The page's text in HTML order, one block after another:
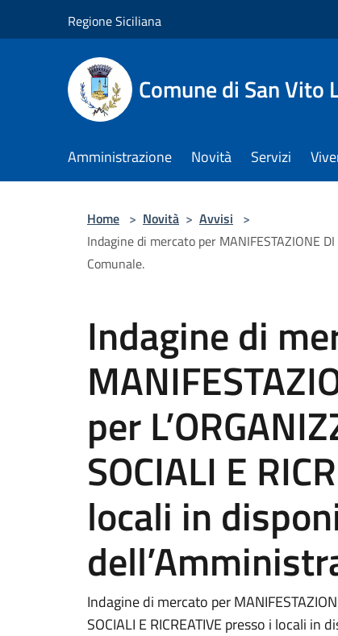
Regione Siciliana
Comune di San Vito
Amministrazione Novità Servizi
Home > Novità > Avvisi >
Indagine di mercato per MANIFESTAZIONE
Comunale.
Indagine di
per
SOCIALI E
locali in
Indagine di mercato per
SOCIALI E RICREATIVE presso i locali